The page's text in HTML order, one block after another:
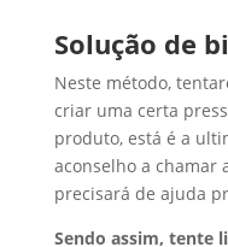
Solução de
Neste método,
criar uma certa
produto, está é a
aconselho a chamar
precisará de ajuda
Sendo assim, tente